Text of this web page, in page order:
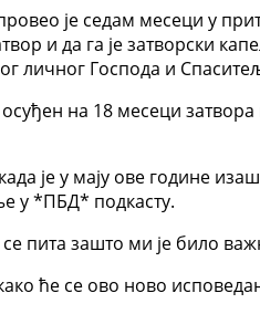
је седам месеци у
и да га је затворски
личног Господа и
осуђен на 18 месеци
је у мају ове године
у *ПБД* подкасту.
пита зашто ми је било
ће се ово ново